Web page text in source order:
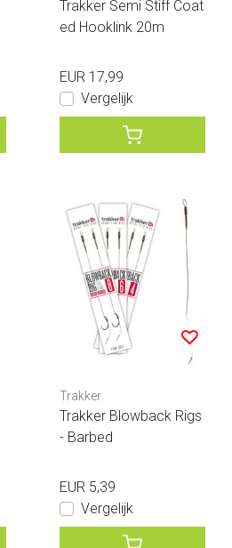
Trakker Semi Stiff Coat
ed Hooklink 20m
EUR 17,99
Vergelijk
Trakker
Trakker Blowback Rigs
- Barbed
EUR 5,39
Vergelijk